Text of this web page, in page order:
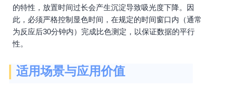
的特性，放置时间过长会产生沉淀导致吸光度下降。因
此，必须严格控制显色时间，在规定的时间窗口内（通常
为反应后30分钟内）完成比色测定，以保证数据的平行
性。
适用场景与应用价值